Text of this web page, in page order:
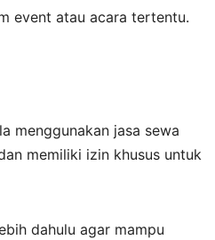
event atau acara tertentu.
menggunakan jasa sewa
memiliki izin khusus untuk
dahulu agar mampu